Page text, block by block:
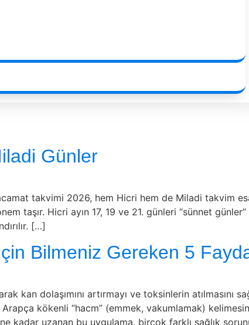
Günler
takvimi 2026, hem Hicri hem de Miladi takvim
taşır. Hicri ayın 17, 19 ve 21. günleri “sünnet
[…]
Bilmeniz Gereken 5
kan dolaşımını artırmayı ve toksinlerin atılmasını
kökenli “hacm” (emmek, vakumlamak)
kadar uzanan bu uygulama, birçok farklı sağlık